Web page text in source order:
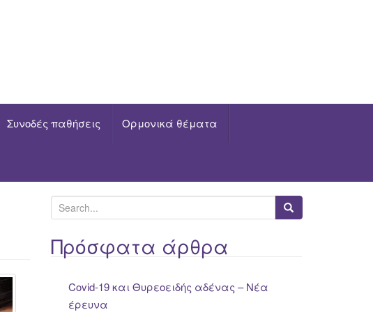
Συνοδές παθήσεις Ορμονικά θέματα
e
a
rΠρόσφατα άρθρα
Covid-19 και Θυρεοειδής αδένας – Νέα
έρευνα